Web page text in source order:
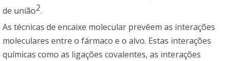
de união2.
As técnicas de encaixe molecular prevêem as interações
moleculares entre o fármaco e o alvo. Estas interações
químicas como as ligações covalentes, as interações